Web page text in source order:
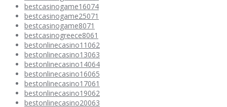
bestcasinogame16074
bestcasinogame25071
bestcasinogame8071
bestcasinogreece8061
bestonlinecasino11062
bestonlinecasino13063
bestonlinecasino14064
bestonlinecasino16065
bestonlinecasino17061
bestonlinecasino19062
bestonlinecasino20063